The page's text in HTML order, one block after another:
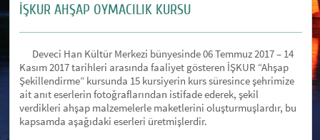
İŞKUR AHŞAP OYMACILIK KURSU
Deveci Han Kültür Merkezi bünyesinde 06 Temmuz 2017 – 14
Kasım 2017 tarihleri arasında faaliyet gösteren İŞKUR “Ahşap
Şekillendirme” kursunda 15 kursiyerin kurs süresince şehrimize
ait anıt eserlerin fotoğraflarından istifade ederek, şekil
verdikleri ahşap malzemelerle maketlerini oluşturmuşlardır, bu
kapsamda aşağıdaki eserleri üretmişlerdir.